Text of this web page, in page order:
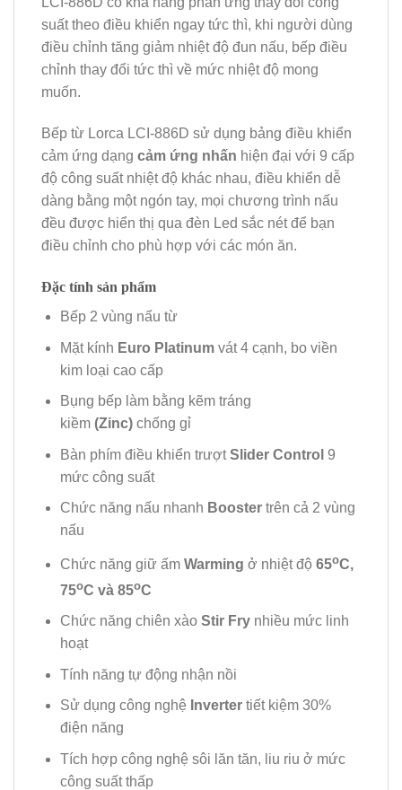
suất theo điều khiển ngay tức thì, khi người dùng
điều chỉnh tăng giảm nhiệt độ đun nấu, bếp điều
chỉnh thay đổi tức thì về mức nhiệt độ mong
muốn.
Bếp từ Lorca LCI-886D sử dụng bảng điều khiển
cảm ứng dạng cảm ứng nhấn hiện đại với 9 cấp
độ công suất nhiệt độ khác nhau, điều khiển dễ
dàng bằng một ngón tay, mọi chương trình nấu
đều được hiển thị qua đèn Led sắc nét để bạn
điều chỉnh cho phù hợp với các món ăn.
Đặc tính sản phẩm
Bếp 2 vùng nấu từ
Mặt kính Euro Platinumvát 4 cạnh, bo viền
kim loại cao cấp
Bụng bếp làm bằng kẽm tráng
kiềm (Zinc)chống gỉ
Bàn phím điều khiển trượtSlider Control 9
mức công suất
Chức năng nấu nhanh Boostertrên cả 2 vùng
nấu
Chức năng giữ ấm Warming ở nhiệt độ 65oC,
75oC và 85oC
Chức năng chiên xào Stir Frynhiều mức linh
hoạt
Tính năng tự động nhận nồi
Sử dụng công nghệ Invertertiết kiệm 30%
điện năng
Tích hợp công nghệ sôi lăn tăn, liu riu ở mức
công suất thấp